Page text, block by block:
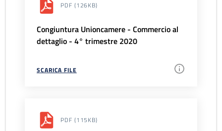
PDF (126KB)
Congiuntura Unioncamere - Commercio al
dettaglio - 4° trimestre 2020
SCARICA FILE
PDF (115KB)